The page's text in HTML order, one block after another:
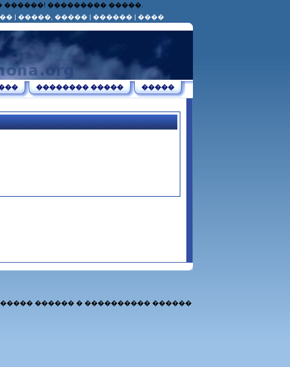
������! ��������� �����.
| �����, ����� | ������ | ����
�������� ����� �����
������ � ���������� ������